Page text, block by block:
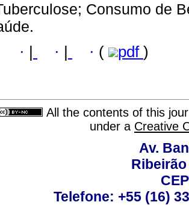
Consumo de
· · · ( pdf )
All the contents of this
under a Creative
Av.
Telefone: +55 (16)